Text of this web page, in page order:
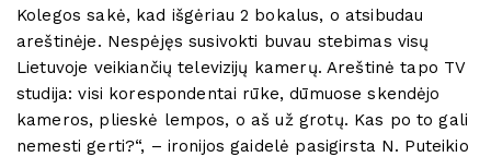
Kolegos sakė, kad išgėriau 2 bokalus, o atsibudau
areštinėje. Nespėjęs susivokti buvau stebimas visų
Lietuvoje veikiančių televizijų kamerų. Areštinė tapo TV
studija: visi korespondentai rūke, dūmuose skendėjo
kameros, plieskė lempos, o aš už grotų. Kas po to gali
nemesti gerti?“, – ironijos gaidelė pasigirsta N. Puteikio